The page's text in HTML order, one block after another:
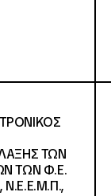
ΤΩΝ
ΤΩΝ Φ.Ε.